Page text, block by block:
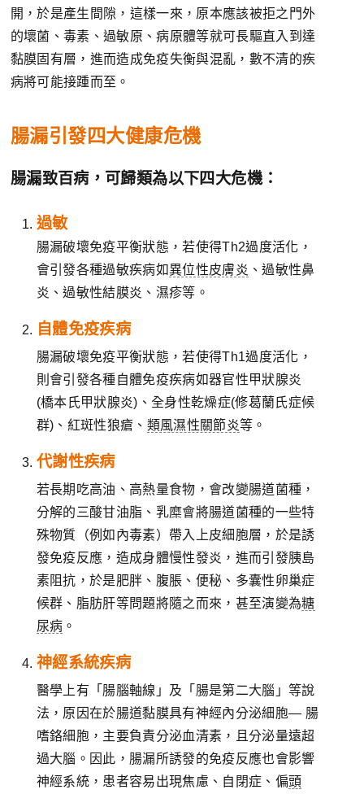
開，於是產生間隙，這樣一來，原本應該被拒之門外
的壞菌、毒素、過敏原、病原體等就可長驅直入到達
黏膜固有層，進而造成免疫失衡與混亂，數不清的疾
病將可能接踵而至。
腸漏引發四大健康危機
腸漏致百病，可歸類為以下四大危機：
過敏
腸漏破壞免疫平衡狀態，若使得Th2過度活化，
會引發各種過敏疾病如異位性皮膚炎 、過敏性鼻
炎、過敏性結膜炎、濕疹等。
自體免疫疾病
腸漏破壞免疫平衡狀態，若使得Th1過度活化，
則會引發各種自體免疫疾病如器官性甲狀腺炎
(橋本氏甲狀腺炎)、全身性乾燥症(修葛蘭氏症候
群)、紅斑性狼瘡、 類風濕性關節炎等。
代謝性疾病
若長期吃高油、高熱量食物，會改變腸道菌種，
分解的三酸甘油脂、乳糜會將腸道菌種的一些特
殊物質（例如內毒素）帶入上皮細胞層，於是誘
發免疫反應，造成身體慢性發炎，進而引發胰島
素阻抗，於是肥胖、腹脹、便秘、多囊性卵巢症
候群、脂肪肝等問題將隨之而來，甚至演變為糖
尿病 。
神經系統疾病
醫學上有「腸腦軸線」及「腸是第二大腦」等說
法，原因在於腸道黏膜具有神經內分泌細胞— 腸
嗜鉻細胞，主要負責分泌血清素，且分泌量遠超
過大腦。因此，腸漏所誘發的免疫反應也會影響
神經系統，患者容易出現焦慮、自閉症、偏頭